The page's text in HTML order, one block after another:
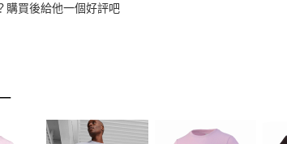
購買後給他一個好評吧